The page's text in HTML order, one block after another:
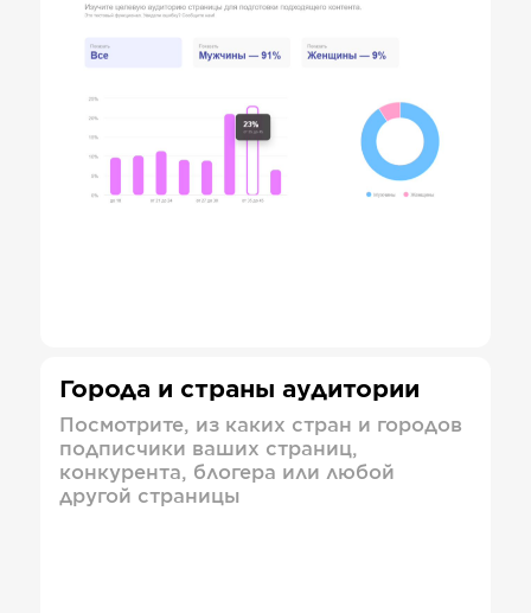
Города и страны аудитории
Посмотрите, из каких стран и городов
подписчики ваших страниц,
конкурента, блогера или любой
другой страницы